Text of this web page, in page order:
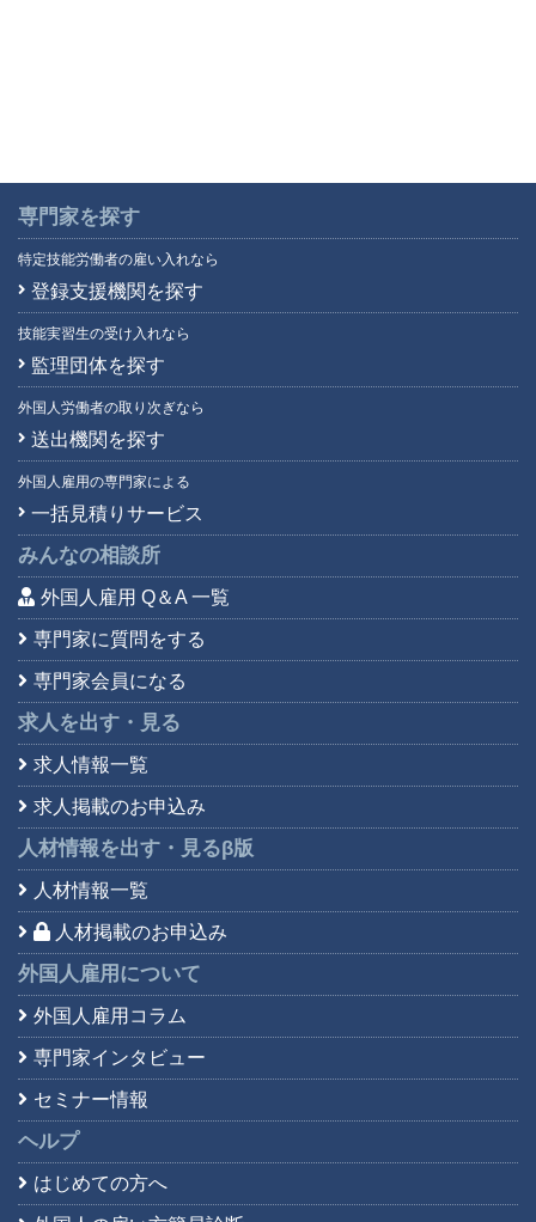
専門家を探す
特定技能労働者の雇い入れなら
登録支援機関を探す
技能実習生の受け入れなら
監理団体を探す
外国人労働者の取り次ぎなら
送出機関を探す
外国人雇用の専門家による
一括見積りサービス
みんなの相談所
外国人雇用 Q＆A 一覧
専門家に質問をする
専門家会員になる
求人を出す・見る
求人情報一覧
求人掲載のお申込み
人材情報を出す・見るβ版
人材情報一覧
人材掲載のお申込み
外国人雇用について
外国人雇用コラム
専門家インタビュー
セミナー情報
ヘルプ
はじめての方へ